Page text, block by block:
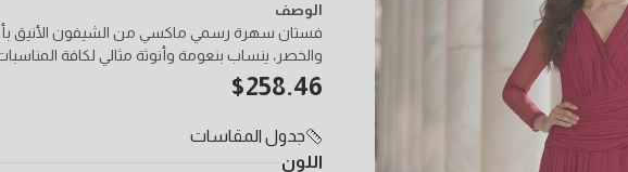
الوصف
والخصر، ينساب بنعومة وأنوثة مثالي لكافة
258.46
$
جدول المقاسات
اللون